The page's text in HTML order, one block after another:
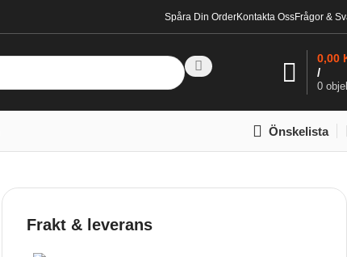
Spåra Din OrderKontakta OssFrågor &
0
/
0,00
Önskelista
Frakt & leverans